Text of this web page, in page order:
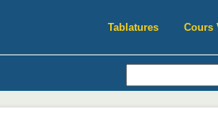
Tablatures Cours